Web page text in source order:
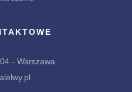
- Warszawa